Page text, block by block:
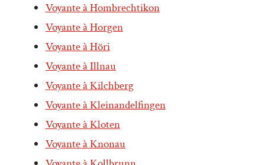
Voyante à Hombrechtikon
Voyante à Horgen
Voyante à Höri
Voyante à Illnau
Voyante à Kilchberg
Voyante à Kleinandelfingen
Voyante à Kloten
Voyante à Knonau